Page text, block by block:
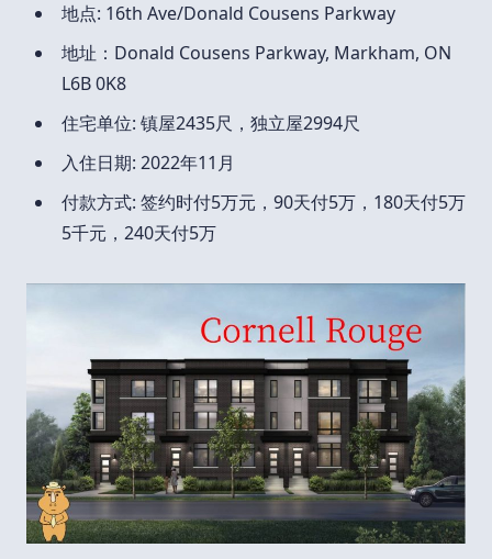
地点: 16th Ave/Donald Cousens Parkway
地址：Donald Cousens Parkway, Markham, ON
L6B 0K8
住宅单位: 镇屋2435尺，独立屋2994尺
入住日期: 2022年11月
付款方式: 签约时付5万元，90天付5万，180天付5万
5千元，240天付5万